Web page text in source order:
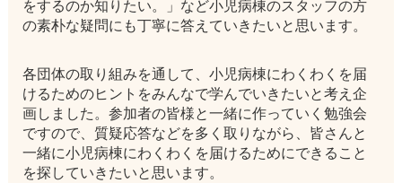
をするのか知りたい。」など小児病棟のスタッフの方
の素朴な疑問にも丁寧に答えていきたいと思います。
各団体の取り組みを通して、小児病棟にわくわくを届
けるためのヒントをみんなで学んでいきたいと考え企
画しました。参加者の皆様と一緒に作っていく勉強会
ですので、質疑応答などを多く取りながら、皆さんと
一緒に小児病棟にわくわくを届けるためにできること
を探していきたいと思います。